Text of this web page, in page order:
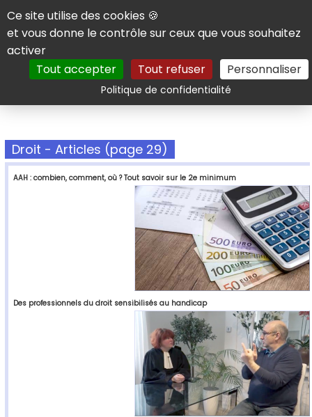
Panneau de gestion des cookies
Ce site utilise des cookies 🍪
et vous donne le contrôle sur ceux que vous souhaitez
activer
Tout accepter
Tout refuser Personnaliser
Politique de confidentialitéRechercher
Droit - Articles (page 29)
AAH : combien, comment, où ? Tout savoir sur le 2e minimum
Des professionnels du droit sensibilisés au handicap